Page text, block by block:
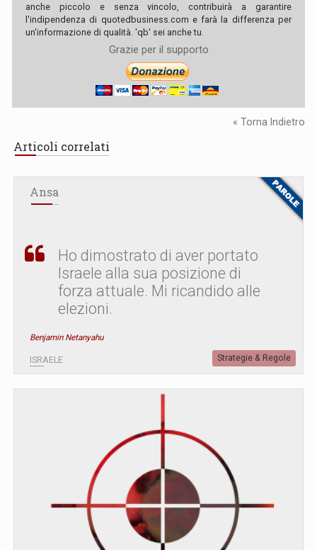
anche piccolo e senza vincolo, contribuirà a garantire
l'indipendenza di quotedbusiness.com e farà la differenza per
un'informazione di qualità. 'qb' sei anche tu.
Grazie per il supporto
« Torna Indietro
Articoli correlati
Ansa
Ho dimostrato di aver portato
Israele alla sua posizione di
forza attuale. Mi ricandido alle
elezioni.
Benjamin Netanyahu
ISRAELE Strategie & Regole